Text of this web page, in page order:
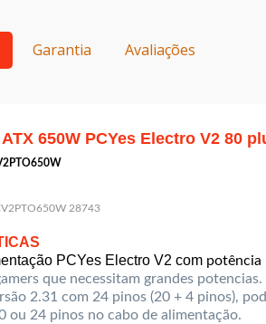
Garantia
Avaliações
650W PCYes Electro V2 80
28743
PCYes Electro V2 com potência
que necessitam grandes potencias.
2.31 com 24 pinos (20 + 4 pinos),
ou 24 pinos no cabo de alimentação.